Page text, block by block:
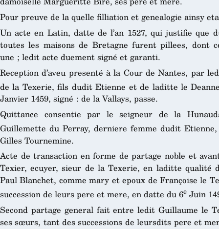
Pour preuve de la quelle filliation et genealogie ainsy
Un acte en Latin, datte de l’an 1527, qui justifie que
toutes les maisons de Bretagne furent pillees, dont
une ; ledit acte duement signé et garanti.
Reception d’aveu presenté à la Cour de Nantes, par
de la Texerie, fils dudit Etienne et de laditte le
Janvier 1459, signé : de la Vallays, passe.
Quittance consentie par le seigneur de la
Guillemette du Perray, derniere femme dudit
Gilles Tournemine.
Acte de transaction en forme de partage noble et
Texier, ecuyer, sieur de la Texerie, en laditte qualité
Paul Blanchet, comme mary et epoux de Françoise le
succession de leurs pere et mere, en datte du 6e Juin
Second partage general fait entre ledit Guillaume le
ses sœurs, tant des successions de leursdits pere et